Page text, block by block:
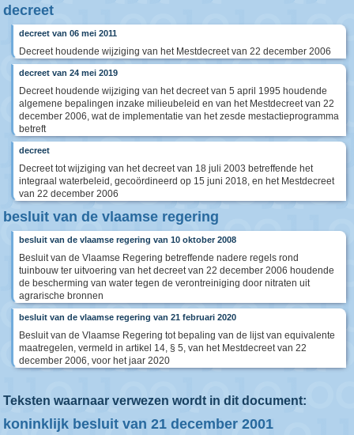
decreet
decreet van 06 mei 2011
Decreet houdende wijziging van het Mestdecreet van 22 december 2006
decreet van 24 mei 2019
Decreet houdende wijziging van het decreet van 5 april 1995 houdende
algemene bepalingen inzake milieubeleid en van het Mestdecreet van 22
december 2006, wat de implementatie van het zesde mestactieprogramma
betreft
decreet
Decreet tot wijziging van het decreet van 18 juli 2003 betreffende het
integraal waterbeleid, gecoördineerd op 15 juni 2018, en het Mestdecreet
van 22 december 2006
besluit van de vlaamse regering
besluit van de vlaamse regering van 10 oktober 2008
Besluit van de Vlaamse Regering betreffende nadere regels rond
tuinbouw ter uitvoering van het decreet van 22 december 2006 houdende
de bescherming van water tegen de verontreiniging door nitraten uit
agrarische bronnen
besluit van de vlaamse regering van 21 februari 2020
Besluit van de Vlaamse Regering tot bepaling van de lijst van equivalente
maatregelen, vermeld in artikel 14, § 5, van het Mestdecreet van 22
december 2006, voor het jaar 2020
Teksten waarnaar verwezen wordt in dit document:
koninklijk besluit van 21 december 2001